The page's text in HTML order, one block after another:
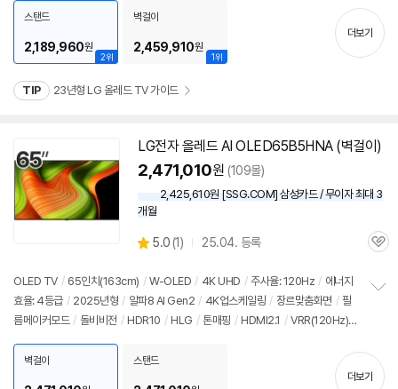
기
2위
스탠드
2,189,960원
1위
벽걸이
2,459,910원
더보기
TIP 23년형 LG 올레드 TV 가이드
LG전자올레드 AI OLED65B5HNA (벽걸이)
2,471,010원 (109몰)
2,425,610원 [SSG.COM] 삼성카드 / 무이자 최대 3
개월
별
5.0 (상
리
뷰
1) 25.04. 등록
관
OLED TV / 65인치 (163cm) / W-OLED / 4K UHD / 주사율: 120Hz / 에너지
효율: 4등급 / 2025년형 / 알파8 AI Gen2 / 4K업스케일링 / 장르맞춤화면 / 필
름메이커모드 / 돌비비전 / HDR10 / HLG / 톤매핑 / HDMI2.1 / VRR(120Hz)
HDMI(전체): 4개 출시가: 3,190,000원
기
벽걸이 스탠드
더보기